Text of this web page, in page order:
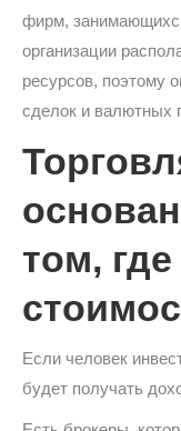
фирм,
организации
ресурсов, поэтому
сделок и валютных
том,
Если человек
будет получать